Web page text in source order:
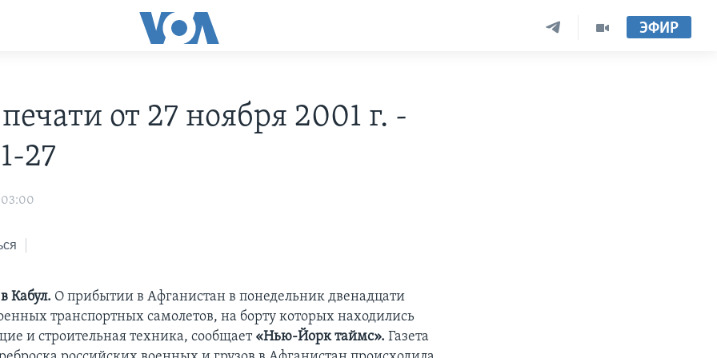
ЭФИР
от 27 ноября 2001 г. -
27
03:00
Кабул. О прибытии в Афганистан в понедельник двенадцати
транспортных самолетов, на борту которых находились
и строительная техника, сообщает «Нью-Йорк таймс». Газета